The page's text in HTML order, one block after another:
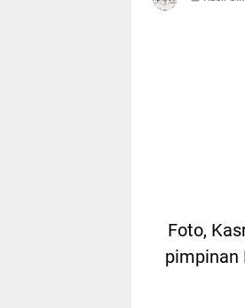
Foto,
pimpinan